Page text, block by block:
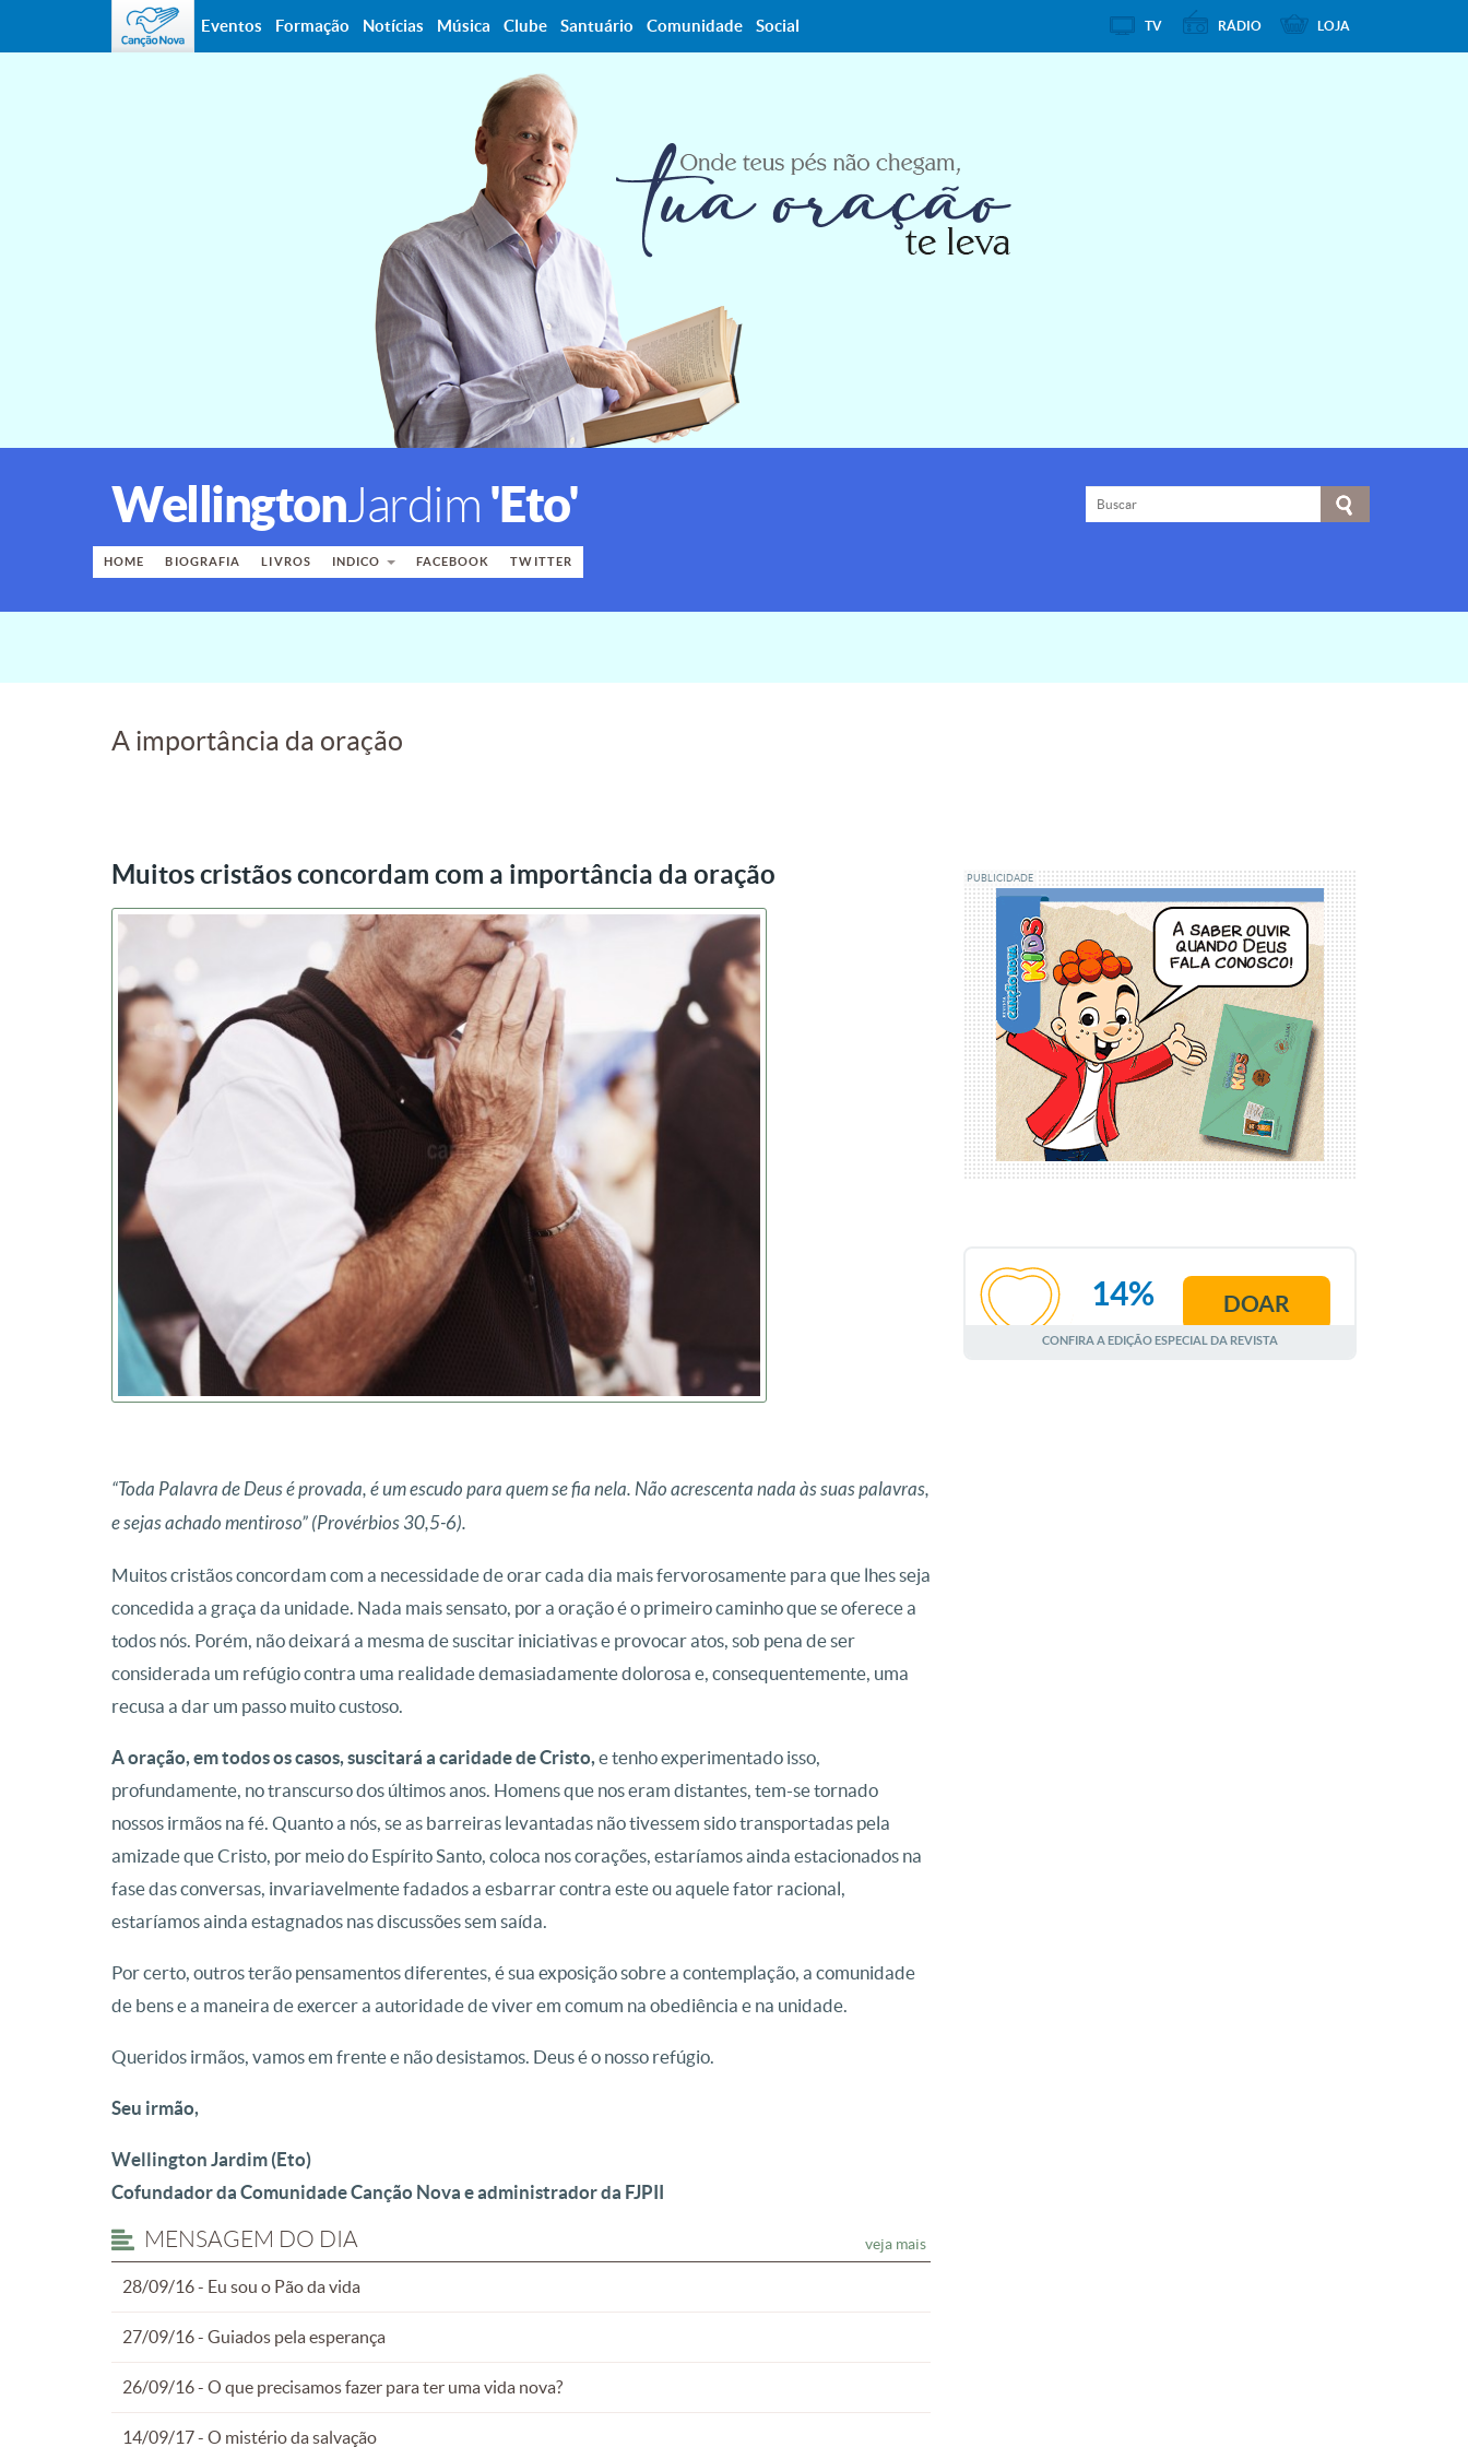
WellingtonJardim 'Eto'
HOME BIOGRAFIA LIVROS INDICO FACEBOOK TWITTER
A importância da oração
Muitos cristãos concordam com a importância da oração
“Toda Palavra de Deus é provada, é um escudo para quem se fia nela. Não acrescenta nada às suas palavras,
e sejas achado mentiroso” (Provérbios 30,5-6).
Muitos cristãos concordam com a necessidade de orar cada dia mais fervorosamente para que lhes seja
concedida a graça da unidade. Nada mais sensato, por a oração é o primeiro caminho que se oferece a
todos nós. Porém, não deixará a mesma de suscitar iniciativas e provocar atos, sob pena de ser
considerada um refúgio contra uma realidade demasiadamente dolorosa e, consequentemente, uma
recusa a dar um passo muito custoso.
A oração, em todos os casos, suscitará a caridade de Cristo,e tenho experimentado isso,
profundamente, no transcurso dos últimos anos. Homens que nos eram distantes, tem-se tornado
nossos irmãos na fé. Quanto a nós, se as barreiras levantadas não tivessem sido transportadas pela
amizade que Cristo, por meio do Espírito Santo, coloca nos corações, estaríamos ainda estacionados na
fase das conversas, invariavelmente fadados a esbarrar contra este ou aquele fator racional,
estaríamos ainda estagnados nas discussões sem saída.
Por certo, outros terão pensamentos diferentes, é sua exposição sobre a contemplação, a comunidade
de bens e a maneira de exercer a autoridade de viver em comum na obediência e na unidade.
Queridos irmãos, vamos em frente e não desistamos. Deus é o nosso refúgio.
Seu irmão,
Wellington Jardim (Eto)
Cofundador da Comunidade Canção Nova e administrador da FJPII
MENSAGEM DO DIA
28/09/16 - Eu sou o Pão da vida
27/09/16 - Guiados pela esperança
26/09/16 - O que precisamos fazer para ter uma vida nova?
14/09/17 - O mistério da salvação
veja mais
PUBLICIDADE
AGOSTO
14% DOAR
CONFIRA A EDIÇÃO ESPECIAL DA REVISTA
Eventos Formação Notícias Música Clube Santuário Comunidade Social TV RÁDIO LOJA